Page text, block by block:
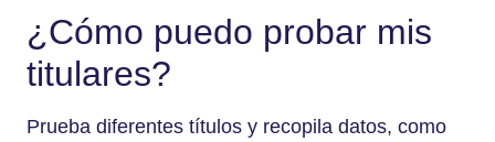
¿Cómo puedo probar mis
titulares?
Prueba diferentes títulos y recopila datos, como